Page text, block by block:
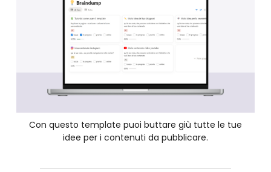
Con questo template puoi buttare giù tutte le tue
idee per i contenuti da pubblicare.